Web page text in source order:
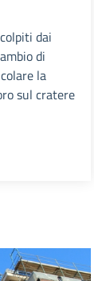
dai
di
la
sul cratere